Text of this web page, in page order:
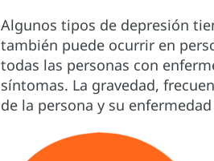
Algunos tipos de depresión
también puede ocurrir en
todas las personas con
síntomas. La gravedad,
de la persona y su